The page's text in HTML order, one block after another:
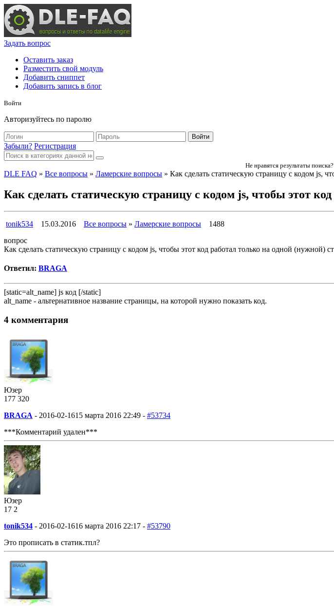
Задать вопрос
Оставить заказ
Разместить свой модуль
Добавить сниппет
Добавить запись в блог
Войти
Авторизуйтесь по паролю
Войти
Забыли? Регистрация
Не нравятся результаты поиска?
DLE FAQ » Все вопросы » Ламерские вопросы » Как сделать статическую страницу с кодом js,
Как сделать статическую страницу с кодом js, чтобы этот
tonik534 15.03.2016 Все вопросы » Ламерские вопросы
1488
вопрос
Как сделать статическую страницу с кодом js, чтобы этот код работал только на одной (нужной)
Ответил: BRAGA
[static=alt_name] js код [/static]
alt_name - альтернативное название страницы, на которой нужно показать код.
4 комментария
Юзер
177 320
BRAGA - 2016-02-1615 марта 2016 22:49 - #53734
***Комментарий удален***
Юзер
17 2
tonik534 - 2016-02-1616 марта 2016 22:17 - #53790
Это прописать в статик.тпл?